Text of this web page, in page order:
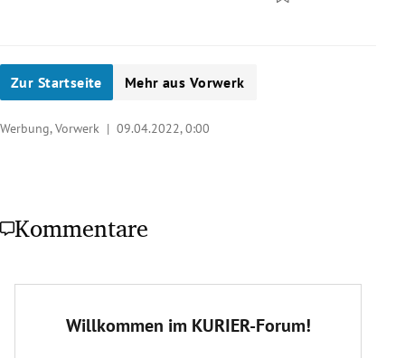
Zur Startseite Mehr aus Vorwerk
Werbung, Vorwerk | 09.04.2022, 0:00
Kommentare